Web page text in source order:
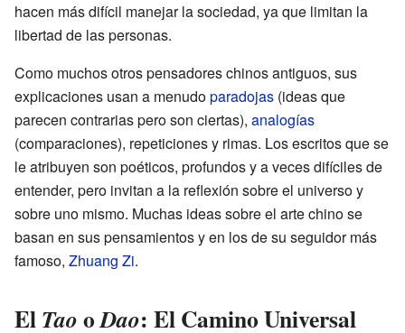
hacen más difícil manejar la sociedad, ya que limitan la
libertad de las personas.
Como muchos otros pensadores chinos antiguos, sus
explicaciones usan a menudoparadojas (ideas que
parecen contrarias pero son ciertas), analogías
(comparaciones), repeticiones y rimas. Los escritos que se
le atribuyen son poéticos, profundos y a veces difíciles de
entender, pero invitan a la reflexión sobre el universo y
sobre uno mismo. Muchas ideas sobre el arte chino se
basan en sus pensamientos y en los de su seguidor más
famoso, Zhuang Zi.
ElTaooDao: El Camino Universal